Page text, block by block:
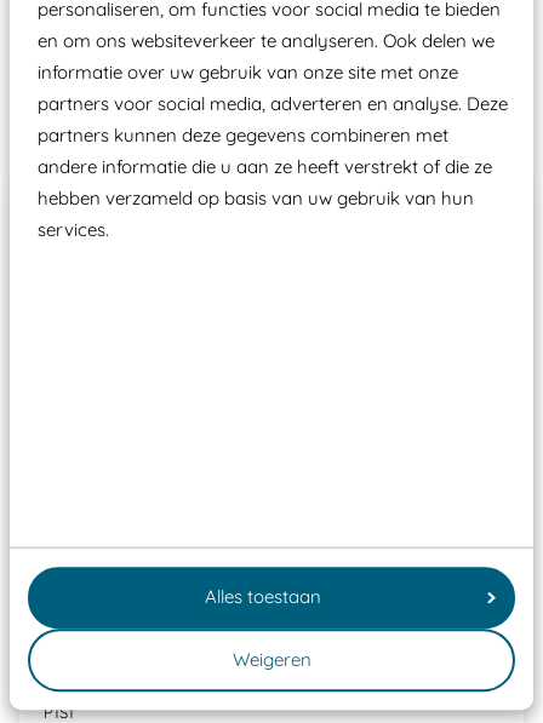
personaliseren, om functies voor social media te bieden
en om ons websiteverkeer te analyseren. Ook delen we
informatie over uw gebruik van onze site met onze
partners voor social media, adverteren en analyse. Deze
partners kunnen deze gegevens combineren met
andere informatie die u aan ze heeft verstrekt of die ze
hebben verzameld op basis van uw gebruik van hun
services.
Alles toestaan
Weigeren
Speeltoestellen vallen?
Past er goed bij
Pleinspel Adventure parcour
P1S1